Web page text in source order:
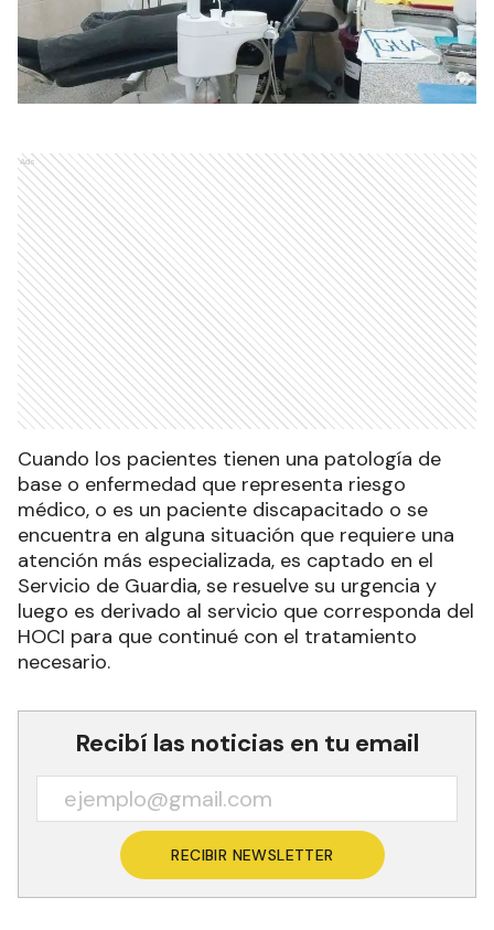
Ads
Cuando los pacientes tienen una patología de
base o enfermedad que representa riesgo
médico, o es un paciente discapacitado o se
encuentra en alguna situación que requiere una
atención más especializada, es captado en el
Servicio de Guardia, se resuelve su urgencia y
luego es derivado al servicio que corresponda del
HOCI para que continué con el tratamiento
necesario.
Recibí las noticias en tu email
RECIBIR NEWSLETTER